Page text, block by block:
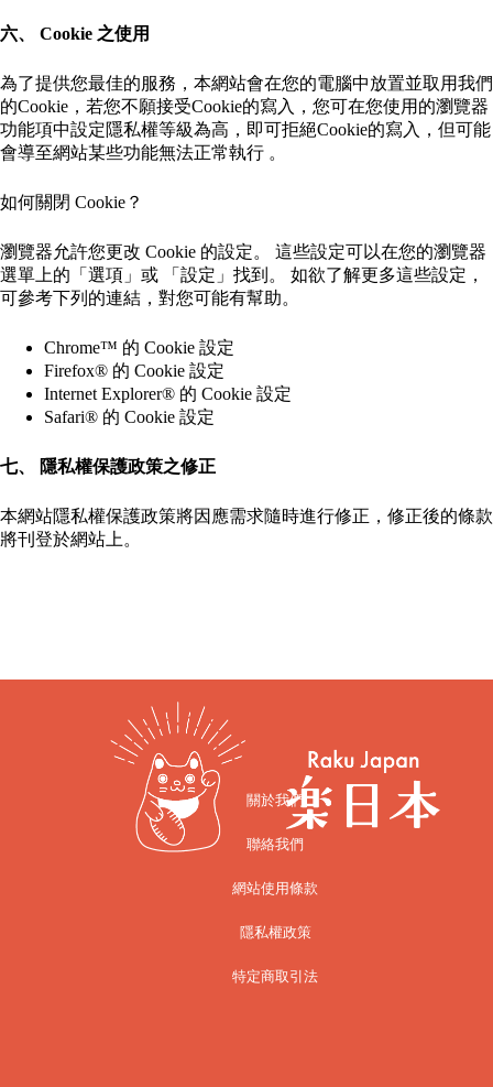
六、 Cookie 之使用
為了提供您最佳的服務，本網站會在您的電腦中放置並取用我們
的Cookie，若您不願接受Cookie的寫入，您可在您使用的瀏覽器
功能項中設定隱私權等級為高，即可拒絕Cookie的寫入，但可能
會導至網站某些功能無法正常執行 。
如何關閉 Cookie？
瀏覽器允許您更改 Cookie 的設定。 這些設定可以在您的瀏覽器
選單上的「選項」或 「設定」找到。 如欲了解更多這些設定，
可參考下列的連結，對您可能有幫助。
Chrome™ 的 Cookie 設定
Firefox® 的 Cookie 設定
Internet Explorer® 的 Cookie 設定
Safari® 的 Cookie 設定
七、 隱私權保護政策之修正
本網站隱私權保護政策將因應需求隨時進行修正，修正後的條款
將刊登於網站上。
關於我們
聯絡我們
網站使用條款
隱私權政策
特定商取引法